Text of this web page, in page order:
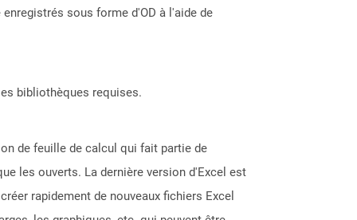
sous forme d'OD à l'aide de
bibliothèques requises.
de feuille de calcul qui fait partie de
les ouverts. La dernière version d'Excel est
rapidement de nouveaux fichiers Excel